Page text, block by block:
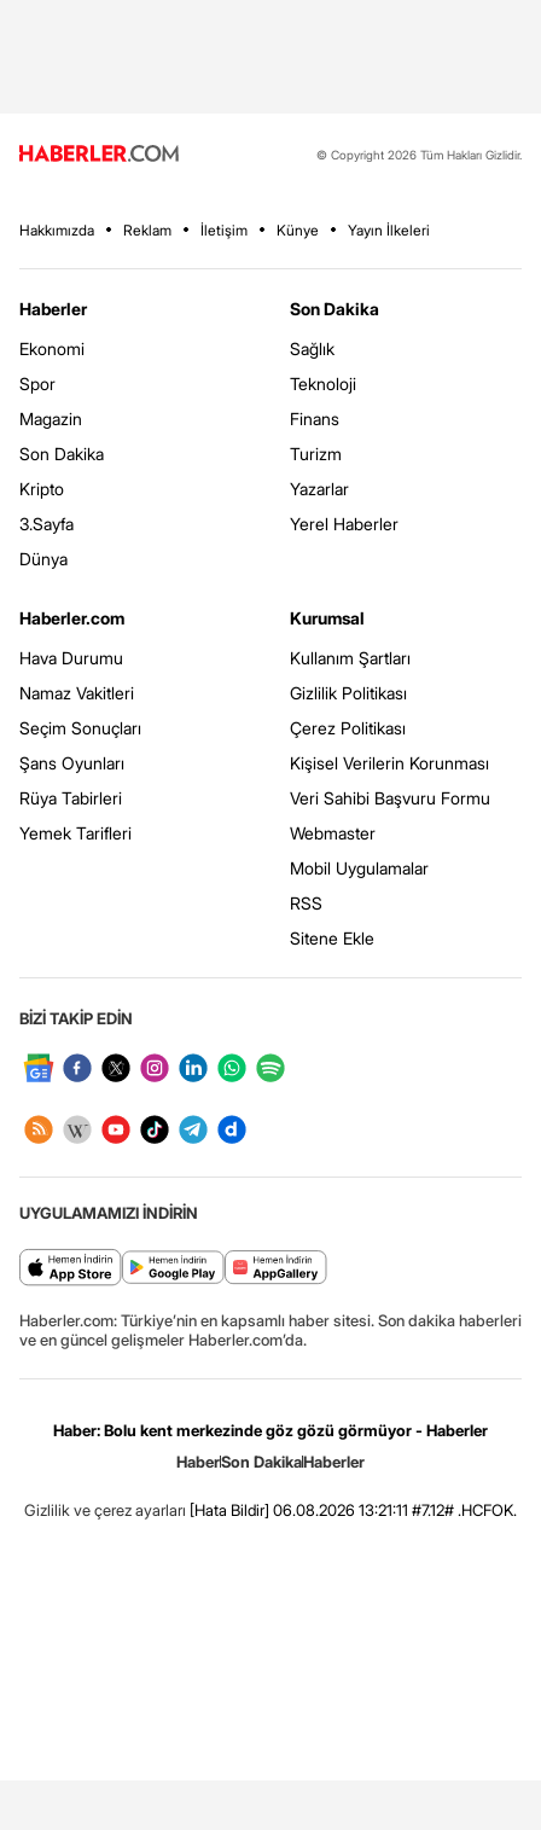
© Copyright 2026 Tüm Hakları Gizlidir.
Hakkımızda Reklam İletişim Künye Yayın İlkeleri
Haberler
Ekonomi
Spor
Magazin
Son Dakika
Kripto
3.Sayfa
Dünya
Son Dakika
Sağlık
Teknoloji
Finans
Turizm
Yazarlar
Yerel Haberler
Haberler.com
Hava Durumu
Namaz Vakitleri
Seçim Sonuçları
Şans Oyunları
Rüya Tabirleri
Yemek Tarifleri
Kurumsal
Kullanım Şartları
Gizlilik Politikası
Çerez Politikası
Kişisel Verilerin Korunması
Veri Sahibi Başvuru Formu
Webmaster
Mobil Uygulamalar
RSS
Sitene Ekle
BİZİ TAKİP EDİN
UYGULAMAMIZI İNDİRİN
Haberler.com: Türkiye’nin en kapsamlı haber sitesi. Son dakika haberleri
ve en güncel gelişmeler Haberler.com’da.
Haber: Bolu kent merkezinde göz gözü görmüyor - Haberler
HaberSon DakikaHaberler
Gizlilik ve çerez ayarları [Hata Bildir] 06.08.2026 13:21:11 #7.12# .HCFOK.